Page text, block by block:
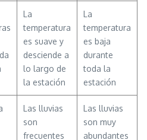
La
temperatura
es suave y
desciende a
lo largo de
la estación
La
temperatura
es baja
durante
toda la
estación
Las lluvias
son
frecuentes
Las lluvias
son muy
abundantes